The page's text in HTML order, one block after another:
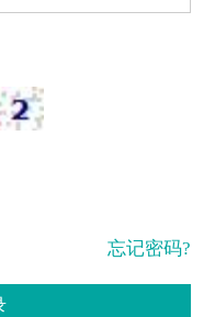
忘记密码?